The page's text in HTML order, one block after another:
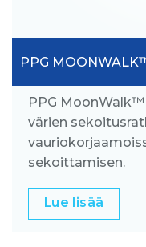
PPG
PPG
värien
sekoittamisen.
Lue lisää